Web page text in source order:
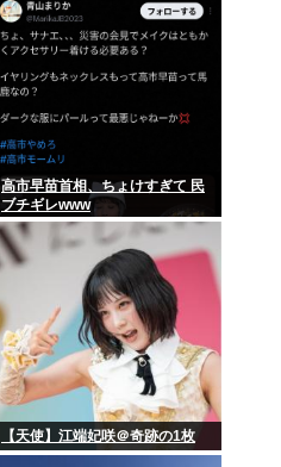
高市早苗首相、ちょけすぎて 民
ブチギレwww
【天使】江端妃咲＠奇跡の1枚